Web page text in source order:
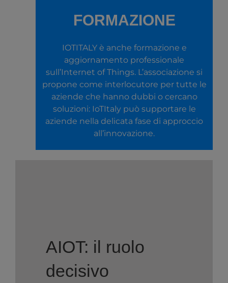
FORMAZIONE
IOTITALY è anche formazione e
aggiornamento professionale
sull’Internet of Things. L’associazione si
propone come interlocutore per tutte le
aziende che hanno dubbi o cercano
soluzioni: IoTItaly può supportare le
aziende nella delicata fase di approccio
all’innovazione.
AIOT: il ruolo
decisivo